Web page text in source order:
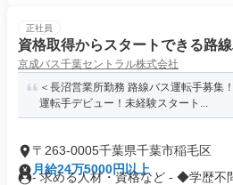
正社員
資格取得からスタートできる路
京成バス千葉セントラル株式会社
＜長沼営業所勤務 路線バス運転手募集
運転手デビュー！未経験スタート...
〒263-0005千葉県千葉市稲毛区
月給24万5000円以上
- 求める人材・資格など - ◆学歴不